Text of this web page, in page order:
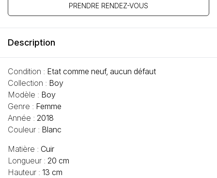
PRENDRE RENDEZ-VOUS
Description
Condition : Etat comme neuf, aucun défaut
Collection : Boy
Modèle : Boy
Genre : Femme
Année : 2018
Couleur : Blanc
Matière : Cuir
Longueur : 20 cm
Hauteur : 13 cm